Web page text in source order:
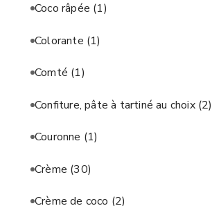
Coco râpée (1)
Colorante (1)
Comté (1)
Confiture, pâte à tartiné au choix (2)
Couronne (1)
Crème (30)
Crème de coco (2)